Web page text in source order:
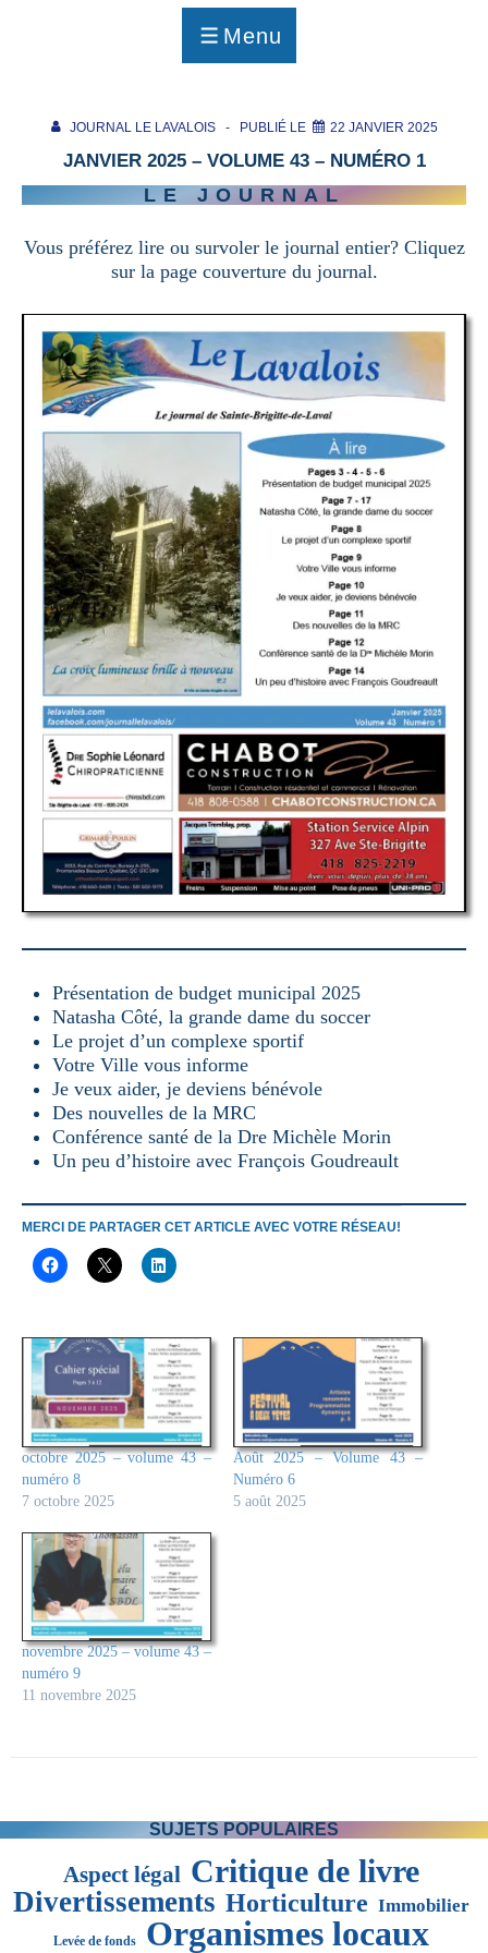
Menu
MENU
JOURNAL LE LAVALOIS PUBLIÉ LE 22 JANVIER 2025
JANVIER 2025 – VOLUME 43 – NUMÉRO 1
LE JOURNAL
Vous préférez lire ou survoler le journal entier? Cliquez
sur la page couverture du journal.
Présentation de budget municipal 2025
Natasha Côté, la grande dame du soccer
Le projet d’un complexe sportif
Votre Ville vous informe
Je veux aider, je deviens bénévole
Des nouvelles de la MRC
Conférence santé de la Dre Michèle Morin
Un peu d’histoire avec François Goudreault
MERCI DE PARTAGER CET ARTICLE AVEC VOTRE RÉSEAU!
octobre 2025 – volume 43 –
numéro 8
7 octobre 2025
Août 2025 – Volume 43 –
Numéro 6
5 août 2025
novembre 2025 – volume 43 –
numéro 9
11 novembre 2025
SUJETS POPULAIRES
Aspect légal Critique de livre
Divertissements Horticulture Immobilier
Levée de fonds Organismes locaux